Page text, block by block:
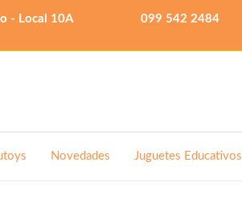
- Local 10A 099 542 2484
Novedades Juguetes Educativos